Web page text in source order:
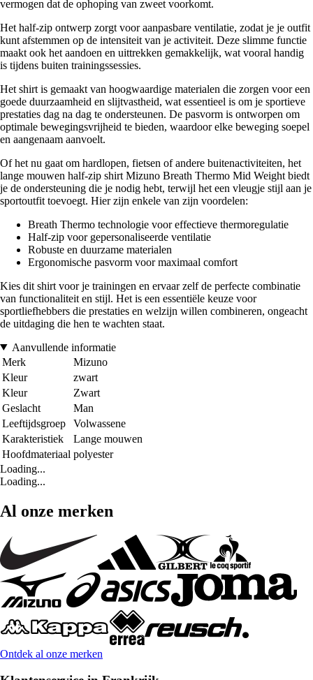
vermogen dat de ophoping van zweet voorkomt.
Het half-zip ontwerp zorgt voor aanpasbare ventilatie, zodat je je outfit
kunt afstemmen op de intensiteit van je activiteit. Deze slimme functie
maakt ook het aandoen en uittrekken gemakkelijk, wat vooral handig
is tijdens buiten trainingssessies.
Het shirt is gemaakt van hoogwaardige materialen die zorgen voor een
goede duurzaamheid en slijtvastheid, wat essentieel is om je sportieve
prestaties dag na dag te ondersteunen. De pasvorm is ontworpen om
optimale bewegingsvrijheid te bieden, waardoor elke beweging soepel
en aangenaam aanvoelt.
Of het nu gaat om hardlopen, fietsen of andere buitenactiviteiten, het
lange mouwen half-zip shirt Mizuno Breath Thermo Mid Weight biedt
je de ondersteuning die je nodig hebt, terwijl het een vleugje stijl aan je
sportoutfit toevoegt. Hier zijn enkele van zijn voordelen:
Breath Thermo technologie voor effectieve thermoregulatie
Half-zip voor gepersonaliseerde ventilatie
Robuste en duurzame materialen
Ergonomische pasvorm voor maximaal comfort
Kies dit shirt voor je trainingen en ervaar zelf de perfecte combinatie
van functionaliteit en stijl. Het is een essentiële keuze voor
sportliefhebbers die prestaties en welzijn willen combineren, ongeacht
de uitdaging die hen te wachten staat.
Aanvullende informatie
Merk
Mizuno
Kleur
zwart
Kleur
Zwart
Geslacht
Man
Leeftijdsgroep
Volwassene
Karakteristiek
Lange mouwen
Hoofdmateriaal polyester
Loading...
Loading...
Al onze merken
Ontdek al onze merken